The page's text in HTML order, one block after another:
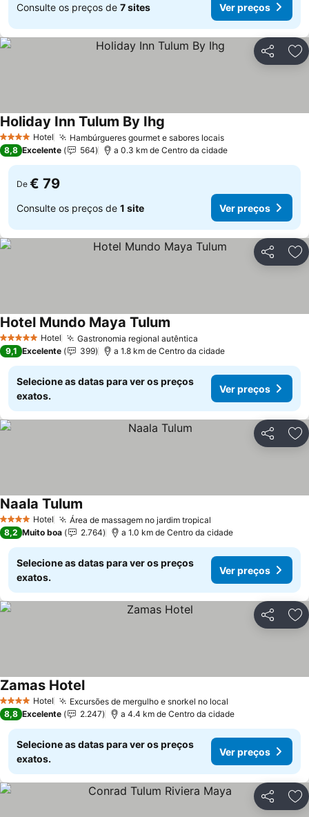
Consulte os preços de 7 sites Ver preços
Partilhar
4 EstrelasHotel Hambúrgueres gourmet e sabores locaisVer preços
Holiday Inn Tulum By Ihg
8,8 Excelente 564 a 0.3 km de Centro da cidade
De € 79
Consulte os preços de 1 site Ver preços
Partilhar
5 Estrelas Hotel Gastronomia regional autêntica
Hotel Mundo Maya Tulum
9,1 Excelente 399 a 1.8 km de Centro da cidade
Selecione as datas para ver os preços
exatos.
Ver preços
Partilhar
4 EstrelasHotel Área de massagem no jardim tropical
Naala Tulum
8,2 Muito boa 2.764 a 1.0 km de Centro da cidade
Selecione as datas para ver os preços
exatos.
Ver preços
Partilhar
4 EstrelasHotel Excursões de mergulho e snorkel no local
Zamas HotelVer preços
8,8 Excelente 2.247 a 4.4 km de Centro da cidade
Selecione as datas para ver os preços
exatos.
Ver preços
Partilhar